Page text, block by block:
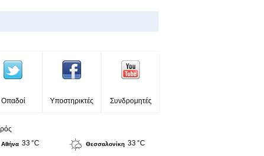
Οπαδοί Υποστηρικτές Συνδρομητές
Αθήνα 33 °C Θεσσαλονίκη 33 °C